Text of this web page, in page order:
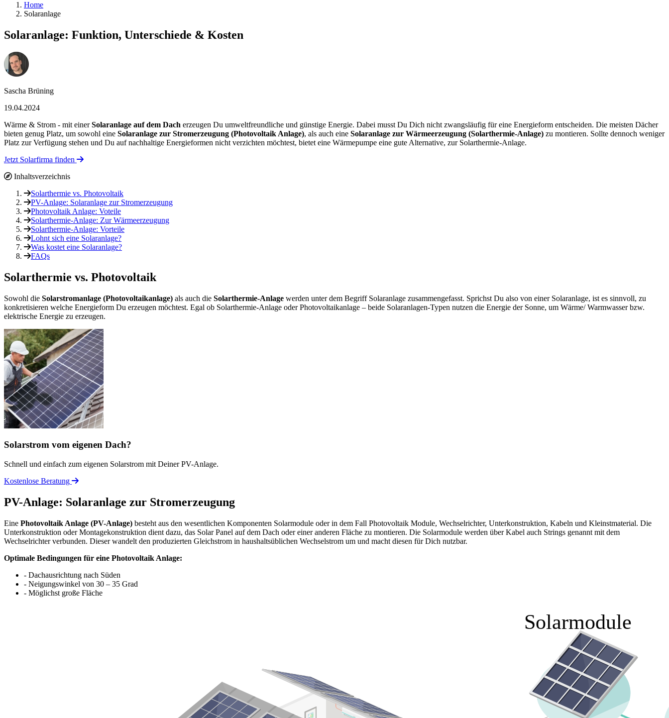
Home
Solaranlage
Solaranlage: Funktion, Unterschiede & Kosten
Sascha Brüning
19.04.2024
Wärme & Strom - mit einerSolaranlage auf dem Dach erzeugen Du umweltfreundliche und günstige Energie. Dabei musst Du Dich nicht zwangsläufig für eine Energieform entscheiden. Die meisten Dächer
bieten genug Platz, um sowohl eine Solaranlage zur Stromerzeugung (Photovoltaik Anlage), als auch eine Solaranlage zur Wärmeerzeugung (Solarthermie-Anlage) zu montieren. Sollte dennoch weniger
Platz zur Verfügung stehen und Du auf nachhaltige Energieformen nicht verzichten möchtest, bietet eine Wärmepumpe eine gute Alternative, zur Solarthermie-Anlage.
Jetzt Solarfirma finden
Inhaltsverzeichnis
Solarthermie vs. Photovoltaik
PV-Anlage: Solaranlage zur Stromerzeugung
Photovoltaik Anlage: Voteile
Solarthermie-Anlage: Zur Wärmeerzeugung
Solarthermie-Anlage: Vorteile
Lohnt sich eine Solaranlage?
Was kostet eine Solaranlage?
FAQs
Solarthermie vs. Photovoltaik
Sowohl die Solarstromanlage (Photovoltaikanlage) als auch die Solarthermie-Anlage werden unter dem Begriff Solaranlage zusammengefasst. Sprichst Du also von einer Solaranlage, ist es sinnvoll, zu
konkretisieren welche Energieform Du erzeugen möchtest. Egal ob Solarthermie-Anlage oder Photovoltaikanlage – beide Solaranlagen-Typen nutzen die Energie der Sonne, um Wärme/ Warmwasser bzw.
elektrische Energie zu erzeugen.
Solarstrom vom eigenen Dach?
Schnell und einfach zum eigenen Solarstrom mit Deiner PV-Anlage.
Kostenlose Beratung
PV-Anlage: Solaranlage zur Stromerzeugung
Eine Photovoltaik Anlage (PV-Anlage) besteht aus den wesentlichen Komponenten Solarmodule oder in dem Fall Photovoltaik Module, Wechselrichter, Unterkonstruktion, Kabeln und Kleinstmaterial. Die
Unterkonstruktion oder Montagekonstruktion dient dazu, das Solar Panel auf dem Dach oder einer anderen Fläche zu montieren. Die Solarmodule werden über Kabel auch Strings genannt mit dem
Wechselrichter verbunden. Dieser wandelt den produzierten Gleichstrom in haushaltsüblichen Wechselstrom um und macht diesen für Dich nutzbar.
Optimale Bedingungen für eine Photovoltaik Anlage:
- Dachausrichtung nach Süden
- Neigungswinkel von 30 – 35 Grad
- Möglichst große Fläche